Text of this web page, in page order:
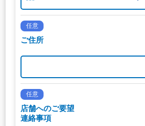
任意
ご住所
任意
店舗へのご要望
連絡事項